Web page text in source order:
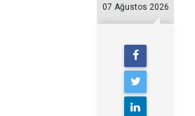
07 Ağustos 2026